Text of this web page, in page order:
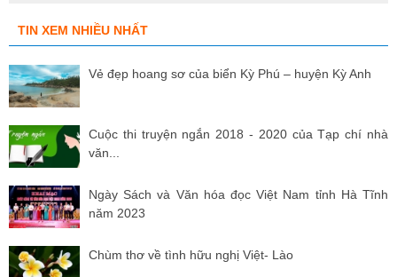
TIN XEM NHIỀU NHẤT
Vẻ đẹp hoang sơ của biển Kỳ Phú – huyện Kỳ Anh
Cuộc thi truyện ngắn 2018 - 2020 của Tạp chí nhà
văn...
Ngày Sách và Văn hóa đọc Việt Nam tỉnh Hà Tĩnh
năm 2023
Chùm thơ về tình hữu nghị Việt- Lào